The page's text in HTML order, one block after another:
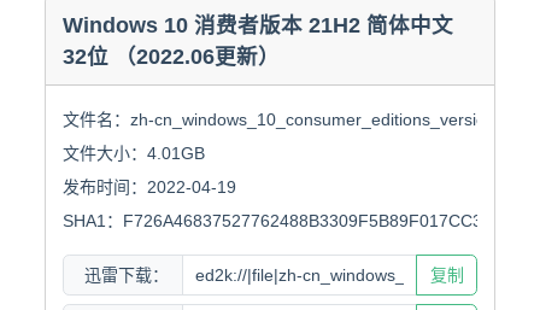
Windows 10 消费者版本 21H2 简体中文
32位 （2022.06更新）
文件名：zh-
文件大小：4.01GB
发布时间：2022-04-19
SHA1：F726A46837527762488B3309F5B89F017CC38278
迅雷下载： 复制